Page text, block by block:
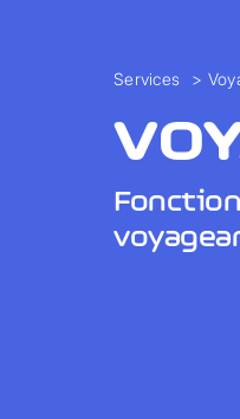
Services >